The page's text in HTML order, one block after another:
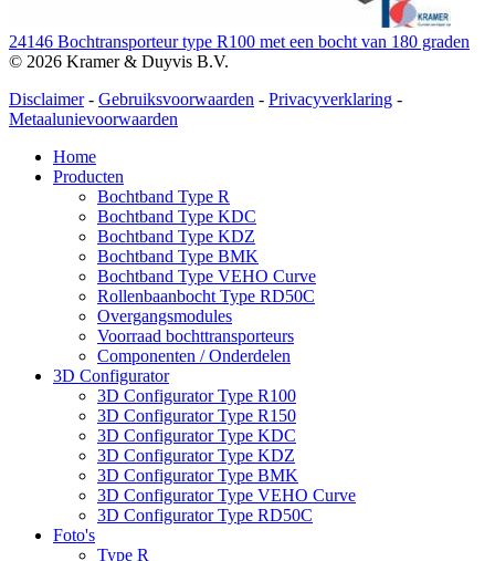
24146 Bochtransporteur type R100 met een bocht van 180 graden
© 2026 Kramer & Duyvis B.V.
Disclaimer- Gebruiksvoorwaarden - Privacyverklaring -
Metaalunievoorwaarden
Home
Producten
Bochtband Type R
Bochtband Type KDC
Bochtband Type KDZ
Bochtband Type BMK
Bochtband Type VEHO Curve
Rollenbaanbocht Type RD50C
Overgangsmodules
Voorraad bochttransporteurs
Componenten / Onderdelen
3D Configurator
3D Configurator Type R100
3D Configurator Type R150
3D Configurator Type KDC
3D Configurator Type KDZ
3D Configurator Type BMK
3D Configurator Type VEHO Curve
3D Configurator Type RD50C
Foto's
Type R